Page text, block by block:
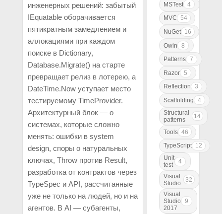
инженерных решений: забытый
IEquatable оборачивается
пятикратным замедлением и
аллокациями при каждом
поиске в Dictionary,
Database.Migrate() на старте
превращает релиз в лотерею, а
DateTime.Now уступает место
тестируемому TimeProvider.
Архитектурный блок — о
системах, которые сложно
менять: ошибки в system
design, споры о натуральных
ключах, Throw против Result,
разработка от контрактов через
TypeSpec и API, рассчитанные
уже не только на людей, но и на
агентов. В AI — субагенты,
MSTest 4
MVC 54
NuGet 16
Owin
8
Patterns 7
Razor 5
Reflection
3
Scaffolding
4
Structural
patterns
14
Tools 46
TypeScript 12
Unit
test
4
Visual
Studio
32
Visual
Studio
2017
9